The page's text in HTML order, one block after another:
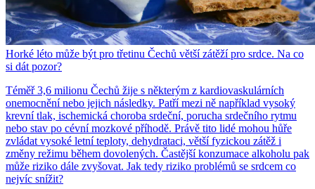
Horké léto může být pro třetinu Čechů větší zátěží pro srdce. Na co
si dát pozor?
Téměř 3,6 milionu Čechů žije s některým z kardiovaskulárních
onemocnění nebo jejich následky. Patří mezi ně například vysoký
krevní tlak, ischemická choroba srdeční, porucha srdečního rytmu
nebo stav po cévní mozkové příhodě. Právě tito lidé mohou hůře
zvládat vysoké letní teploty, dehydrataci, větší fyzickou zátěž i
změny režimu během dovolených. Častější konzumace alkoholu pak
může riziko dále zvyšovat. Jak tedy riziko problémů se srdcem co
nejvíc snížit?